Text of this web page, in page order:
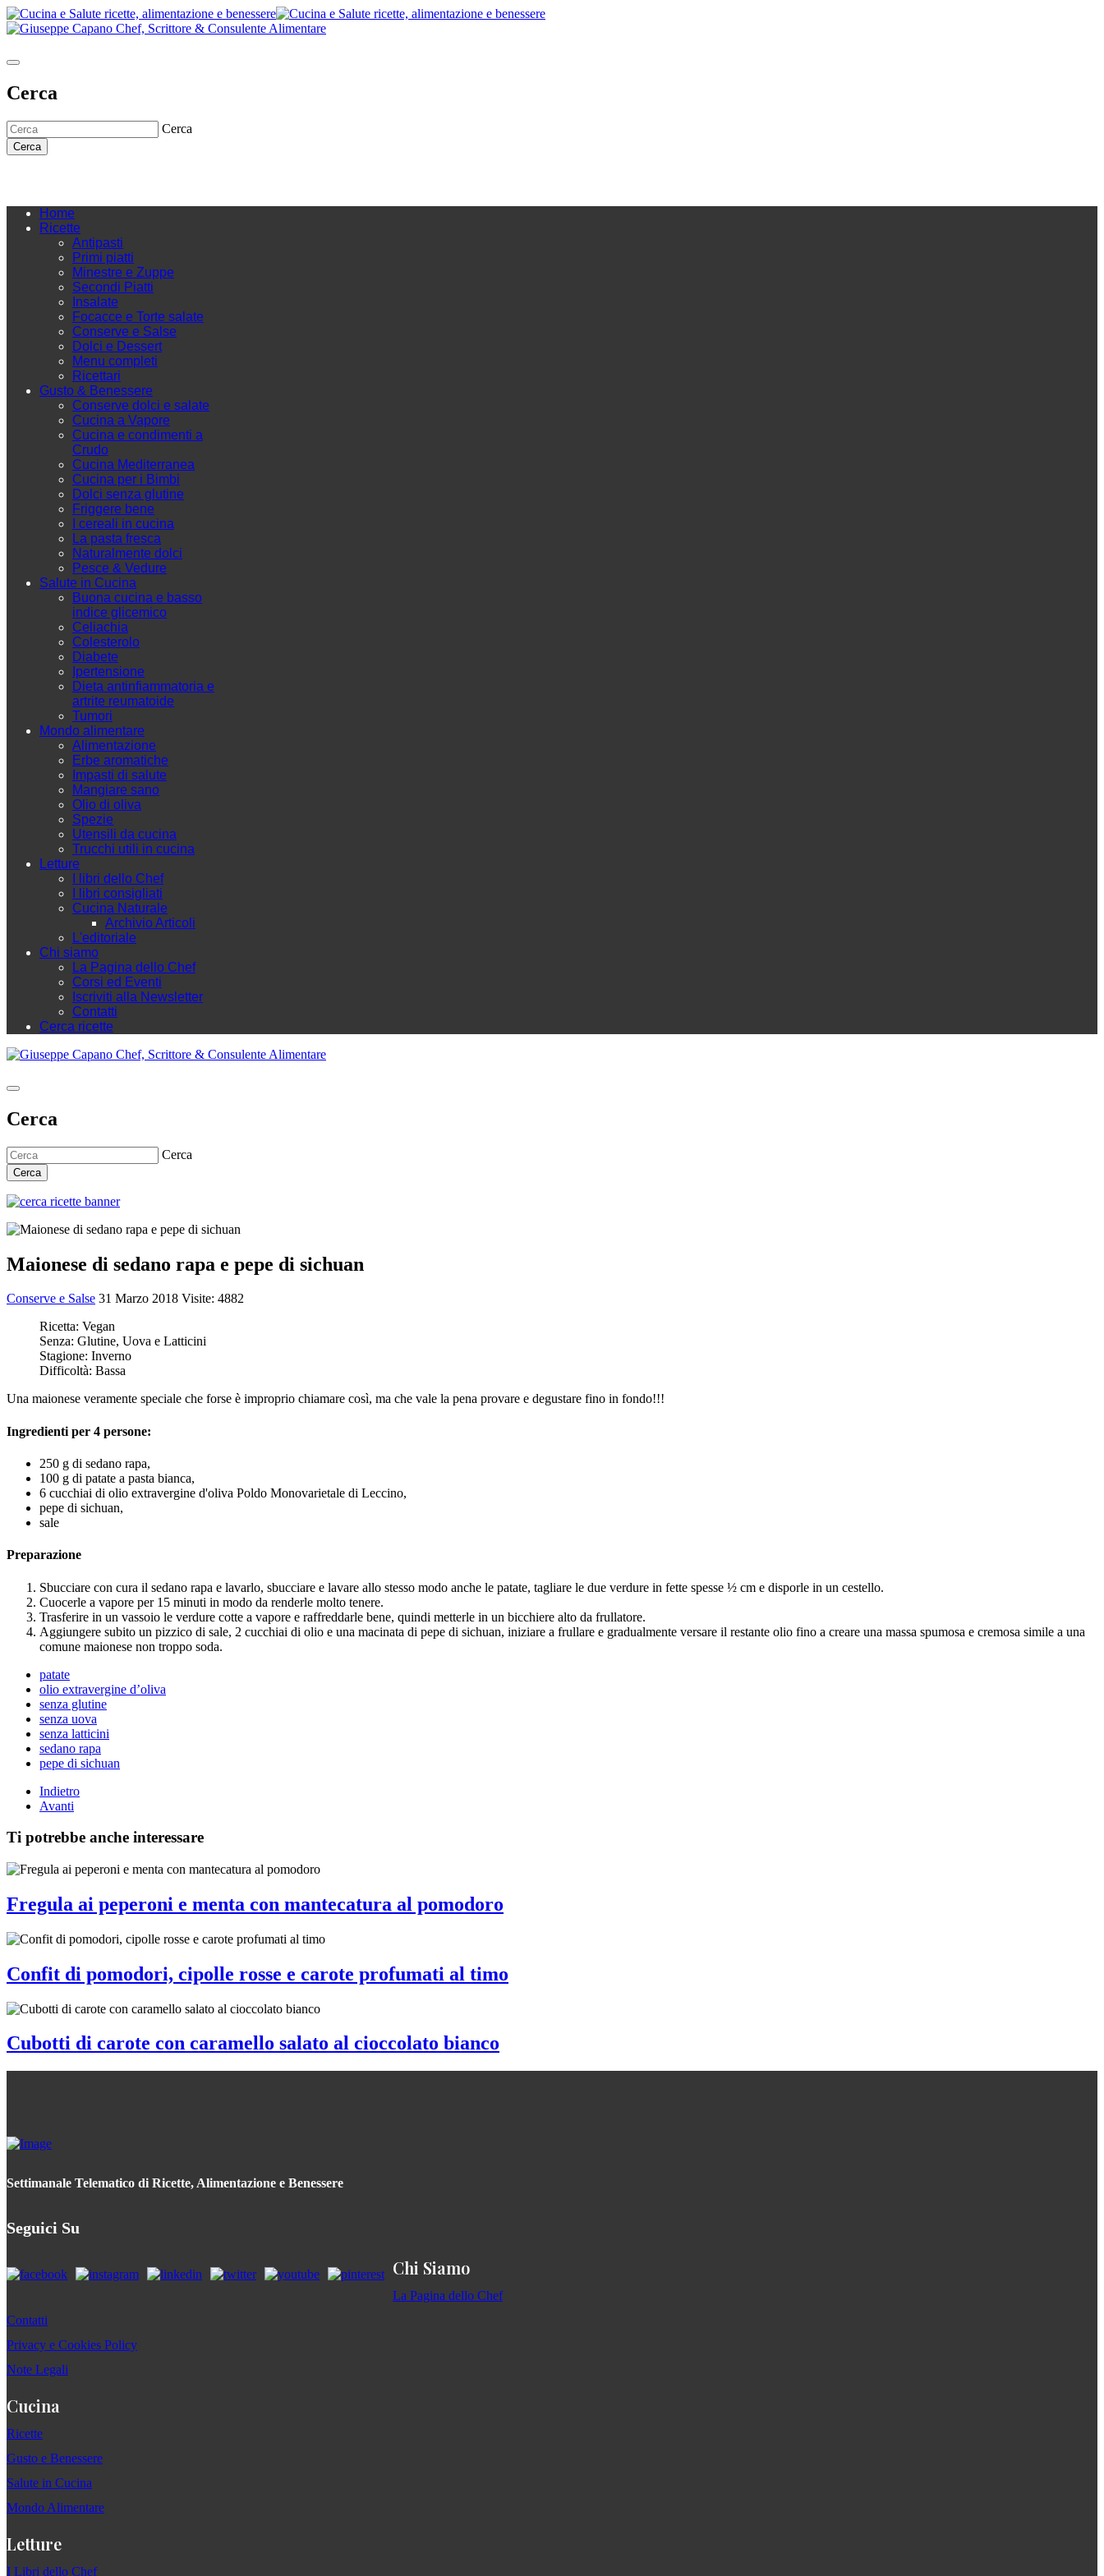
Cerca
Cerca
Cerca
Home
Ricette
Antipasti
Primi piatti
Minestre e Zuppe
Secondi Piatti
Insalate
Focacce e Torte salate
Conserve e Salse
Dolci e Dessert
Menu completi
Ricettari
Gusto & Benessere
Conserve dolci e salate
Cucina a Vapore
Cucina e condimenti a
Crudo
Cucina Mediterranea
Cucina per i Bimbi
Dolci senza glutine
Friggere bene
I cereali in cucina
La pasta fresca
Naturalmente dolci
Pesce & Vedure
Salute in Cucina
Buona cucina e basso
indice glicemico
Celiachia
Colesterolo
Diabete
Ipertensione
Dieta antinfiammatoria e
artrite reumatoide
Tumori
Mondo alimentare
Alimentazione
Erbe aromatiche
Impasti di salute
Mangiare sano
Olio di oliva
Spezie
Utensili da cucina
Trucchi utili in cucina
Letture
I libri dello Chef
I libri consigliati
Cucina Naturale
Archivio Articoli
L'editoriale
Chi siamo
La Pagina dello Chef
Corsi ed Eventi
Iscriviti alla Newsletter
Contatti
Cerca ricette
Cerca
Cerca
Cerca
Maionese di sedano rapa e pepe di sichuan
Conserve e Salse 31 Marzo 2018 Visite: 4882
Ricetta: Vegan
Senza: Glutine, Uova e Latticini
Stagione: Inverno
Difficoltà: Bassa
Una maionese veramente speciale che forse è improprio chiamare così, ma che vale la pena provare e degustare fino in fondo!!!
Ingredienti per 4 persone:
250 g di sedano rapa,
100 g di patate a pasta bianca,
6 cucchiai di olio extravergine d'oliva Poldo Monovarietale di Leccino,
pepe di sichuan,
sale
Preparazione
Sbucciare con cura il sedano rapa e lavarlo, sbucciare e lavare allo stesso modo anche le patate, tagliare le due verdure in fette spesse ½ cm e disporle in un cestello.
Cuocerle a vapore per 15 minuti in modo da renderle molto tenere.
Trasferire in un vassoio le verdure cotte a vapore e raffreddarle bene, quindi metterle in un bicchiere alto da frullatore.
Aggiungere subito un pizzico di sale, 2 cucchiai di olio e una macinata di pepe di sichuan, iniziare a frullare e gradualmente versare il restante olio fino a creare una massa spumosa e cremosa simile a una
comune maionese non troppo soda.
patate
olio extravergine d’oliva
senza glutine
senza uova
senza latticini
sedano rapa
pepe di sichuan
Indietro
Avanti
Ti potrebbe anche interessare
Fregula ai peperoni e menta con mantecatura al pomodoro
Confit di pomodori, cipolle rosse e carote profumati al timo
Cubotti di carote con caramello salato al cioccolato bianco
Settimanale Telematico di Ricette, Alimentazione e Benessere
Seguici Su
Chi Siamo
La Pagina dello Chef
Contatti
Privacy e Cookies Policy
Note Legali
Cucina
Ricette
Gusto e Benessere
Salute in Cucina
Mondo Alimentare
Letture
I Libri dello Chef